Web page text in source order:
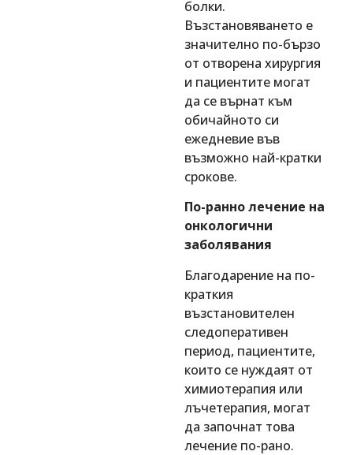
болки.
Възстановяването е
значително по-бързо
от отворена хирургия
и пациентите могат
да се върнат към
обичайното си
ежедневие във
възможно най-кратки
срокове.
По-ранно лечение на
онкологични
заболявания
Благодарение на по-
краткия
възстановителен
следоперативен
период, пациентите,
които се нуждаят от
химиотерапия или
лъчетерапия, могат
да започнат това
лечение по-рано.